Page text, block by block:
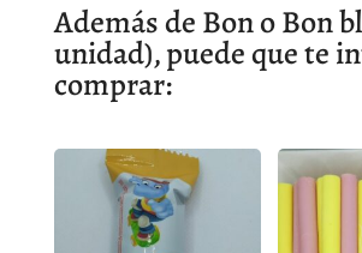
Además de Bon o Bon
unidad), puede que te
comprar: